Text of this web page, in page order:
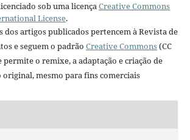
sob uma licençaCreative Commons
License.
dos artigos publicados pertencem à Revista de
e seguem o padrão Creative Commons(CC
o remixe, a adaptação e criação de
mesmo para fins comerciais